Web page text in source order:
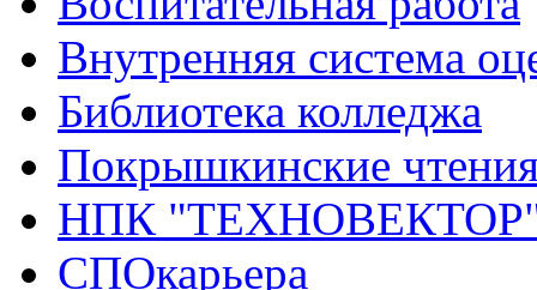
Внутренняя система
Библиотека колледжа
Покрышкинские
НПК
СПОкарьера